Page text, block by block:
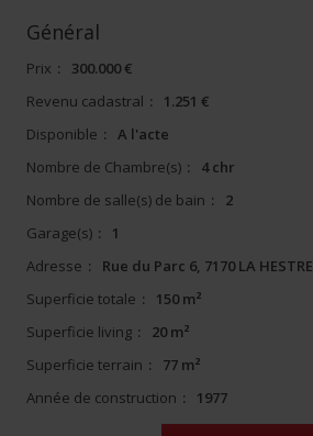
Général
Prix :
300.000 €
Revenu cadastral :
1.251 €
Disponible :
A l'acte
Nombre de Chambre(s) :
4 chr
Nombre de salle(s) de bain :
2
Garage(s) :
1
Adresse :
Rue du Parc 6, 7170 LA HESTRE
Superficie totale :
150 m²
Superficie living :
20 m²
Superficie terrain :
77 m²
Année de construction : 1977